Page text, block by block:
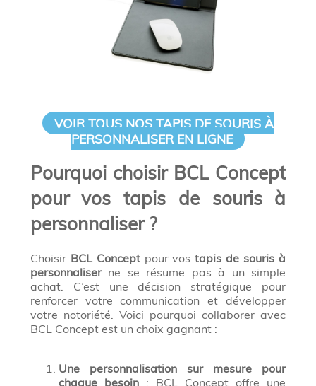
VOIR TOUS NOS TAPIS DE SOURIS À
PERSONNALISER EN LIGNE
Pourquoi choisir BCL Concept
pour vos tapis de souris à
personnaliser ?
Choisir BCL Conceptpour vostapis de souris à
personnaliserne se résume pas à un simple
achat. C’est une décision stratégique pour
renforcer votre communication et développer
votre notoriété. Voici pourquoi collaborer avec
BCL Concept est un choix gagnant :
Une personnalisation sur mesure pour
chaque besoin: BCL Concept offre une